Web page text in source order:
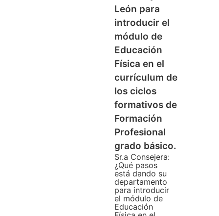
León para
introducir el
módulo de
Educación
Física en el
currículum de
los ciclos
formativos de
Formación
Profesional
grado básico.
Sr.a Consejera:
¿Qué pasos
está dando su
departamento
para introducir
el módulo de
Educación